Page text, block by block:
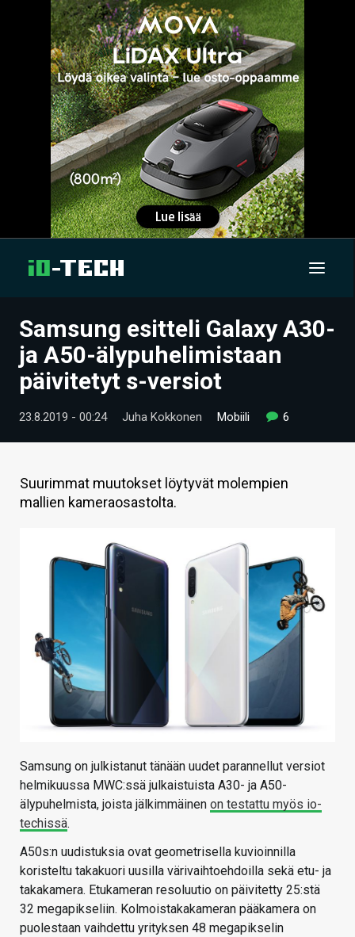
UUTISET
ARTIKKELIT
VIDEOT
TECHBBS
TIETOA
HINTA.FI
VAIHDA TEEMA
HAKU
Samsung esitteli Galaxy A30-
ja A50-älypuhelimistaan
päivitetyt s-versiot
23.8.2019 - 00:24 Juha Kokkonen Mobiili 6
Suurimmat muutokset löytyvät molempien
mallien kameraosastolta.
Samsung on julkistanut tänään uudet parannellut versiot
helmikuussa MWC:ssä julkaistuista A30- ja A50-
älypuhelmista, joista jälkimmäinen on testattu myös io-
techissä.
A50s:n uudistuksia ovat geometrisella kuvioinnilla
koristeltu takakuori uusilla värivaihtoehdoilla sekä etu- ja
takakamera. Etukameran resoluutio on päivitetty 25:stä
32 megapikseliin. Kolmoistakakameran pääkamera on
puolestaan vaihdettu yrityksen 48 megapikselin